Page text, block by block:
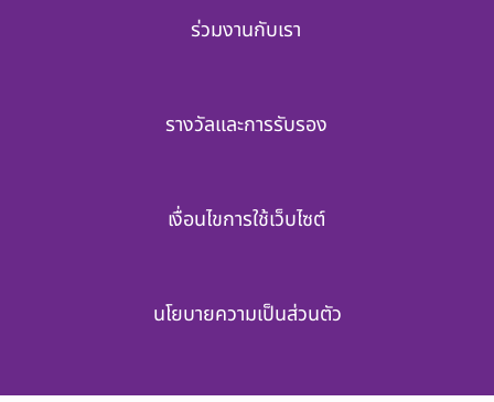
ร่วมงานกับเรา
รางวัลและการรับรอง
เงื่อนไขการใช้เว็บไซต์
นโยบายความเป็นส่วนตัว